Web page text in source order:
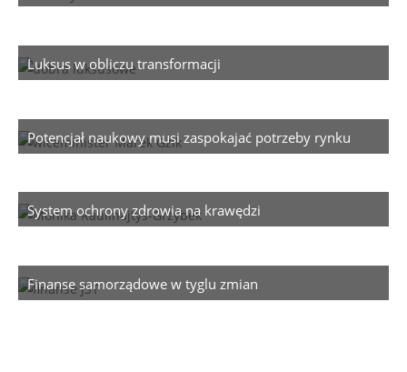
Luksus w obliczu transformacji
Potencjał naukowy musi zaspokajać potrzeby rynku
System ochrony zdrowia na krawędzi
Finanse samorządowe w tyglu zmian